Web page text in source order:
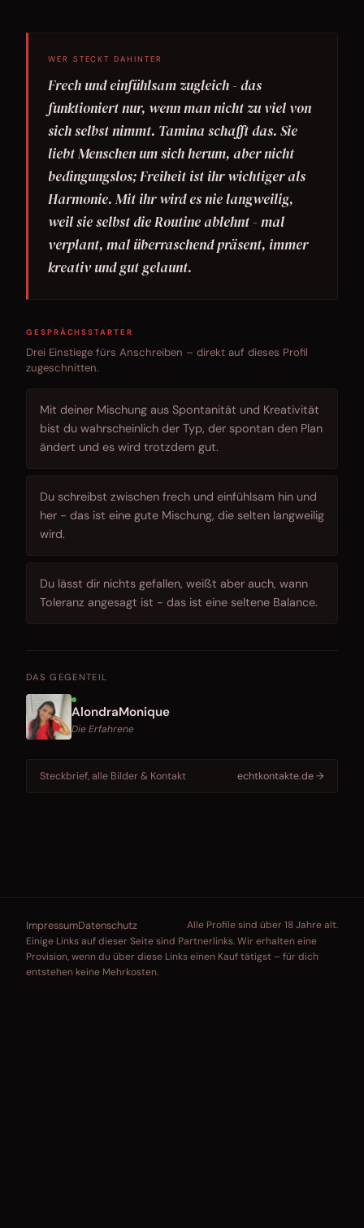
WER STECKT DAHINTER
Frech und einfühlsam zugleich - das
funktioniert nur, wenn man nicht zu viel von
sich selbst nimmt. Tamina schafft das. Sie
liebt Menschen um sich herum, aber nicht
bedingungslos; Freiheit ist ihr wichtiger als
Harmonie. Mit ihr wird es nie langweilig,
weil sie selbst die Routine ablehnt - mal
verplant, mal überraschend präsent, immer
kreativ und gut gelaunt.
GESPRÄCHSSTARTER
Drei Einstiege fürs Anschreiben – direkt auf dieses Profil
zugeschnitten.
Mit deiner Mischung aus Spontanität und Kreativität
bist du wahrscheinlich der Typ, der spontan den Plan
ändert und es wird trotzdem gut.
Du schreibst zwischen frech und einfühlsam hin und
her - das ist eine gute Mischung, die selten langweilig
wird.
Du lässt dir nichts gefallen, weißt aber auch, wann
Toleranz angesagt ist - das ist eine seltene Balance.
DAS GEGENTEIL
AlondraMonique
Die Erfahrene
Steckbrief, alle Bilder & Kontakt echtkontakte.de →
ImpressumDatenschutz
Alle Profile sind über 18 Jahre alt.
Einige Links auf dieser Seite sind Partnerlinks. Wir erhalten eine
Provision, wenn du über diese Links einen Kauf tätigst – für dich
entstehen keine Mehrkosten.